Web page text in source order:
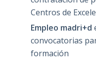
Centros de
Empleo madri+d
convocatorias
formación